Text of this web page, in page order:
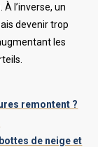
l’inverse, un
devenir trop
les
remontent ?
de neige et